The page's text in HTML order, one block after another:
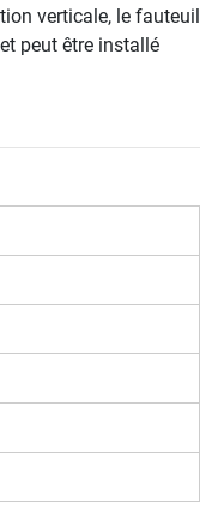
verticale, le fauteuil
peut être installé